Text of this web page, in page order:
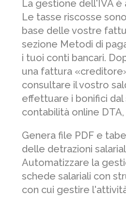
La gestione dell'IVA
Le tasse riscosse
base delle vostre
sezione Metodi di
i tuoi conti bancari.
una fattura
consultare il vostro
effettuare i bonifici dal
contabilità online DTA,
Genera file PDF e
delle detrazioni
Automatizzare la
schede salariali con
con cui gestire